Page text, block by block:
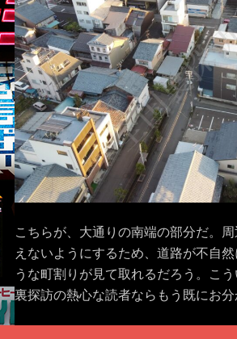
こちらが、大通りの南端の部分だ。
えないようにするため、道路が不自
うな町割りが見て取れるだろう。こ
裏探訪の熱心な読者ならもう既にお分